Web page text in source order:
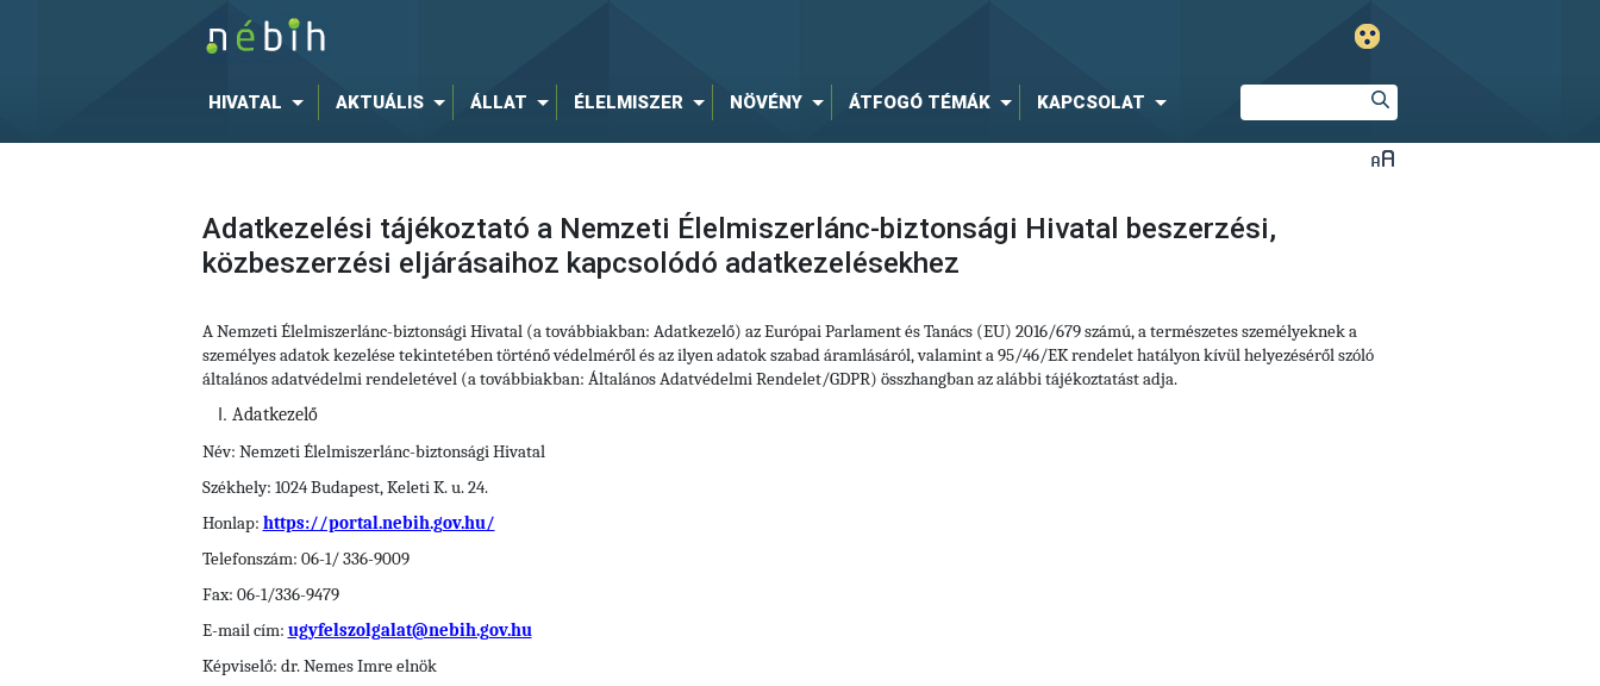
HIVATAL AKTUÁLIS ÁLLAT ÉLELMISZER NÖVÉNY ÁTFOGÓ TÉMÁK KAPCSOLAT
Adatkezelési tájékoztató a Nemzeti Élelmiszerlánc-biztonsági Hivatal beszerzési,
közbeszerzési eljárásaihoz kapcsolódó adatkezelésekhez
A Nemzeti Élelmiszerlánc-biztonsági Hivatal (a továbbiakban: Adatkezelő) az Európai Parlament és Tanács (EU) 2016/679 számú, a természetes személyeknek a
személyes adatok kezelése tekintetében történő védelméről és az ilyen adatok szabad áramlásáról, valamint a 95/46/EK rendelet hatályon kívül helyezéséről szóló
általános adatvédelmi rendeletével (a továbbiakban: Általános Adatvédelmi Rendelet/GDPR) összhangban az alábbi tájékoztatást adja.
Adatkezelő
Név: Nemzeti Élelmiszerlánc-biztonsági Hivatal
Székhely: 1024 Budapest, Keleti K. u. 24.
Honlap: https://portal.nebih.gov.hu/
Telefonszám: 06-1/ 336-9009
Fax: 06-1/336-9479
E-mail cím: ugyfelszolgalat@nebih.gov.hu
Képviselő: dr. Nemes Imre elnök